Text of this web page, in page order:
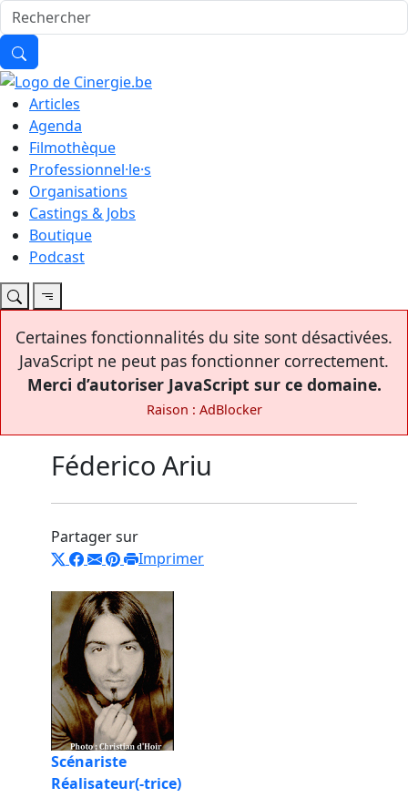
Articles
Agenda
Filmothèque
Professionnel·le·s
Organisations
Castings & Jobs
Boutique
Podcast
Certaines fonctionnalités du site sont désactivées.
JavaScript ne peut pas fonctionner correctement.
Merci d’autoriser JavaScript sur ce domaine.
Raison : AdBlocker
Féderico Ariu
Partager sur
Imprimer
Scénariste
Réalisateur(-trice)